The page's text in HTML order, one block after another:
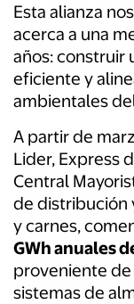
Esta alianza
acerca a una
años: construir
eficiente y
ambientales
A partir de
Lider, Express
Central
de distribución
y carnes,
GWh anuales
proveniente de
sistemas de